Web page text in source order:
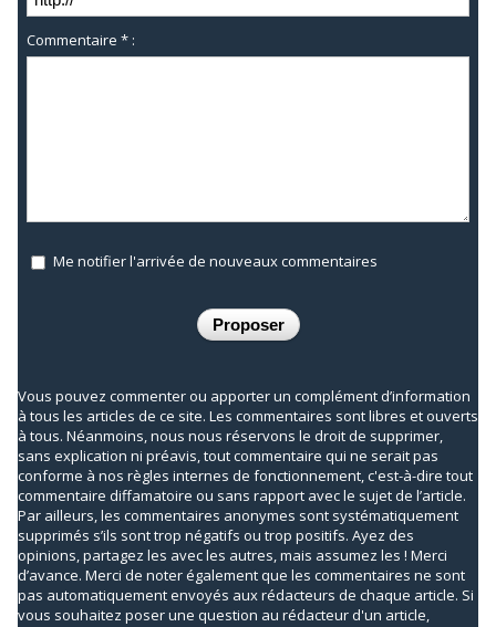
Commentaire * :
Me notifier l'arrivée de nouveaux commentaires
Vous pouvez commenter ou apporter un complément d’information
à tous les articles de ce site. Les commentaires sont libres et ouverts
à tous. Néanmoins, nous nous réservons le droit de supprimer,
sans explication ni préavis, tout commentaire qui ne serait pas
conforme à nos règles internes de fonctionnement, c'est-à-dire tout
commentaire diffamatoire ou sans rapport avec le sujet de l’article.
Par ailleurs, les commentaires anonymes sont systématiquement
supprimés s’ils sont trop négatifs ou trop positifs. Ayez des
opinions, partagez les avec les autres, mais assumez les ! Merci
d’avance. Merci de noter également que les commentaires ne sont
pas automatiquement envoyés aux rédacteurs de chaque article. Si
vous souhaitez poser une question au rédacteur d'un article,